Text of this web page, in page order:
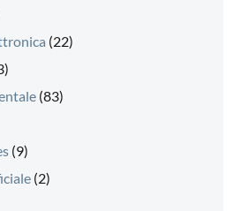
(22)
(83)
(9)
(2)